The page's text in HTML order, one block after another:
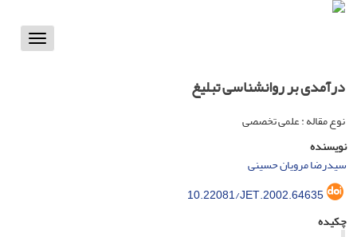
Toggle
درآمدی بر روانشناسی تبلیغ
نوع مقاله : علمی تخصصی
نویسنده
سیدرضا مرویان حسینی
10.22081/JET.2002.64635
چکیده